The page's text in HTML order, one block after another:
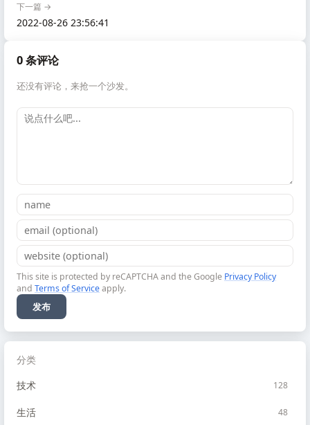
分类
技术
128
生活 48
下一篇 →
2022-08-26 23:56:41
0 条评论
还没有评论，来抢一个沙发。
This site is protected by reCAPTCHA and the Google Privacy Policy
and Terms of Serviceapply.
发布